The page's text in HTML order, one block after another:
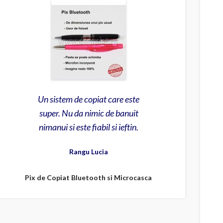
Se garanteaza reusita la
examene integrale chiar aici.
Cele mai bune sisteme de
Un sistem de copiat de nota 10
- chiar floare la ureche la orice
examen.
Un sistem de copiat care este
super. Nu da nimic de banuit
nimanui si este fiabil si ieftin.
Rangu Lucia